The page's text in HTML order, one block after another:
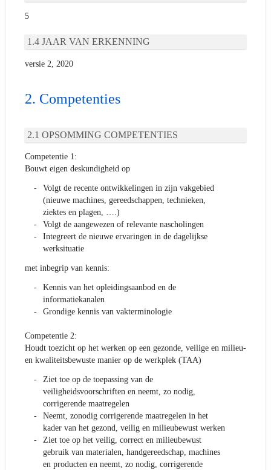
5
JAAR VAN ERKENNING
versie 2, 2020
Competenties
OPSOMMING COMPETENTIES
Competentie 1:
Bouwt eigen deskundigheid op
Volgt de recente ontwikkelingen in zijn vakgebied
(nieuwe machines, gereedschappen, technieken,
ziektes en plagen, ….)
Volgt de aangewezen of relevante nascholingen
Integreert de nieuwe ervaringen in de dagelijkse
werksituatie
met inbegrip van kennis:
Kennis van het opleidingsaanbod en de
informatiekanalen
Grondige kennis van vakterminologie
Competentie 2:
Houdt toezicht op het werken op een gezonde, veilige en milieu-
en kwaliteitsbewuste manier op de werkplek (TAA)
Ziet toe op de toepassing van de
veiligheidsvoorschriften en neemt, zo nodig,
corrigerende maatregelen
Neemt, zonodig corrigerende maatregelen in het
kader van het gezond, veilig en milieubewust werken
Ziet toe op het veilig, correct en milieubewust
gebruik van materialen, handgereedschap, machines
en producten en neemt, zo nodig, corrigerende